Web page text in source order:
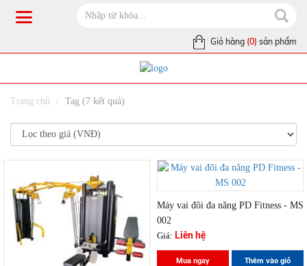
Giỏ hàng (0) sản phẩm
Trang chủ Tag (7 kết quả)
Máy vai đôi đa năng PD Fitness - MS
002
Giá: Liên hệ
Mua ngay Thêm vào giỏ